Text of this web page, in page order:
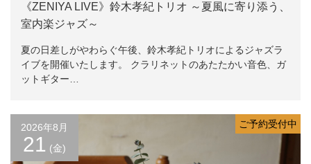
《ZENIYA LIVE》鈴木孝紀トリオ ～夏風に寄り添う、
室内楽ジャズ～
夏の日差しがやわらぐ午後、鈴木孝紀トリオによるジャズラ
イブを開催いたします。 クラリネットのあたたかい音色、ガ
ットギター…
2026年8月
21 (金)
ご予約受付中